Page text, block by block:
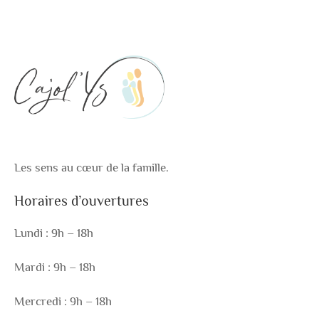
Les sens au cœur de la famille.
Horaires d’ouvertures
Lundi : 9h – 18h
Mardi : 9h – 18h
Mercredi : 9h – 18h